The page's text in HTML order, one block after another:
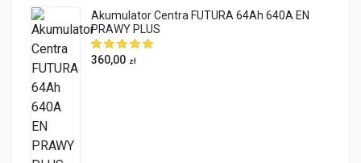
Akumulator Centra FUTURA 64Ah 640A EN
PRAWY PLUS
360,00 zł